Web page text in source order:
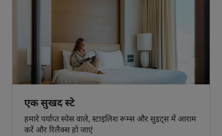
एक सुखद स्टे
हमारे पर्याप्त स्पेस वाले, स्टाइलिश रूम्स और सुइट्स में आराम
करें और रिलैक्स हो जाएं